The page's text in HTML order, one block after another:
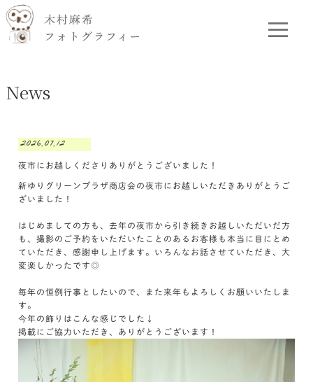
News
2026.07.12
夜市にお越しくださりありがとうございました！
新ゆりグリーンプラザ商店会の夜市にお越しいただきありがとうご
ざいました！
はじめましての方も、去年の夜市から引き続きお越しいただいだ方
も、撮影のご予約をいただいたことのあるお客様も本当に目にとめ
ていただき、感謝申し上げます。いろんなお話させていただき、大
変楽しかったです◎
毎年の恒例行事としたいので、また来年もよろしくお願いいたしま
す。
今年の飾りはこんな感じでした↓
掲載にご協力いただき、ありがとうございます！